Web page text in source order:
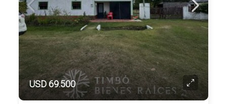
USD 69.500